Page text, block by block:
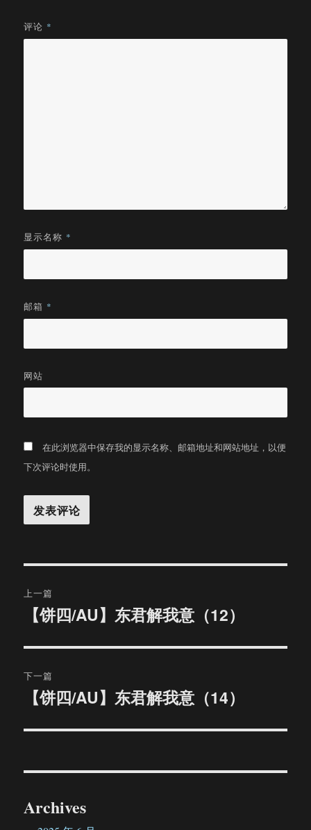
评论 *
显示名称 *
邮箱 *
网站
在此浏览器中保存我的显示名称、邮箱地址和网站地址，以便
下次评论时使用。
章
航
上一篇
文
章：
【饼四/AU】东君解我意（12）
下一篇
文
【饼四/AU】东君解我意（14）
Archives